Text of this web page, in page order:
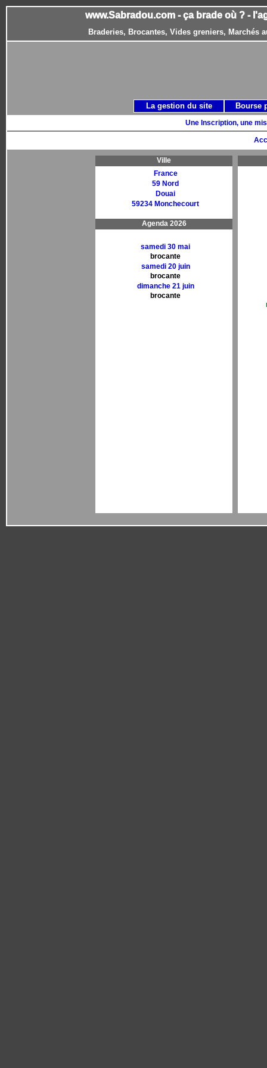
www.Sabradou.com - ça brade où ? -
Braderies, Brocantes, Vides greniers, Marchés
Une Inscription, une
Ville
France
59 Nord
Douai
59234 Monchecourt
Agenda 2026
samedi 30 mai
brocante
samedi 20 juin
brocante
dimanche 21 juin
brocante
La gestion du site Bourse